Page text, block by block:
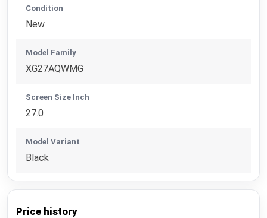
Condition
New
Model Family
XG27AQWMG
Screen Size Inch
27.0
Model Variant
Black
Price history